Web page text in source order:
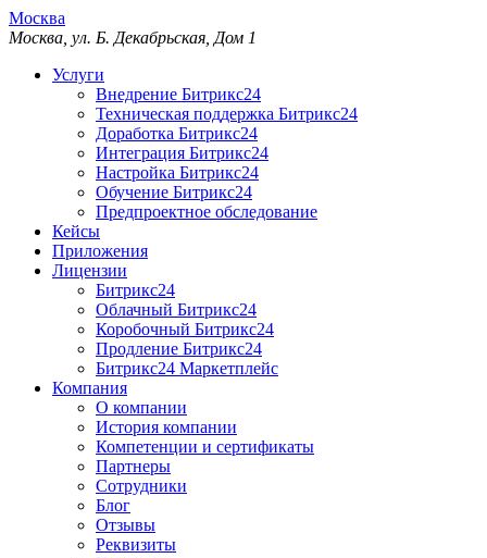
Москва
Москва, ул. Б. Декабрьская, Дом 1
Услуги
Внедрение Битрикс24
Техническая поддержка Битрикс24
Доработка Битрикс24
Интеграция Битрикс24
Настройка Битрикс24
Обучение Битрикс24
Предпроектное обследование
Кейсы
Приложения
Лицензии
Битрикс24
Облачный Битрикс24
Коробочный Битрикс24
Продление Битрикс24
Битрикс24 Маркетплейс
Компания
О компании
История компании
Компетенции и сертификаты
Партнеры
Сотрудники
Блог
Отзывы
Реквизиты